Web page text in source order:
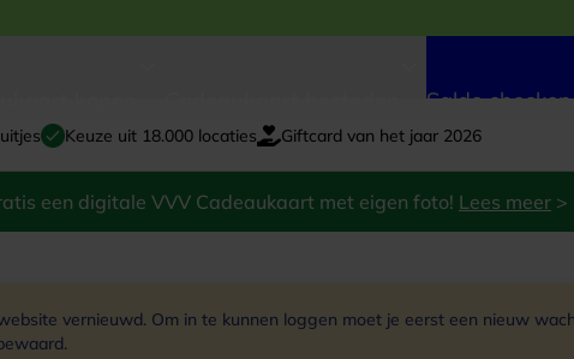
Saldo checken
Keuze uit 18.000 locaties Giftcard van het jaar 2026
een digitale VVV Cadeaukaart met eigen foto! Lees meer >
vernieuwd. Om in te kunnen loggen moet je eerst een nieuw